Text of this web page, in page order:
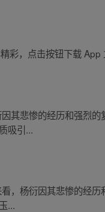
彩，点击按钮下载 App
其悲惨的经历和强烈
吸引...
，杨衍因其悲惨的经
...